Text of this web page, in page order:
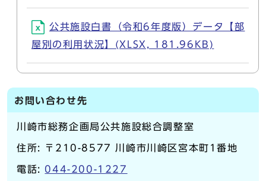
公共施設白書（令和6年度版）データ【部
屋別の利用状況】(XLSX, 181.96KB)
お問い合わせ先
川崎市総務企画局公共施設総合調整室
住所: 〒210-8577 川崎市川崎区宮本町1番地
電話: 044-200-1227